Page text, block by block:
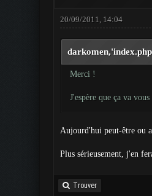
20/09/2011, 14:04
Merci !
J'espère que ça va
Aujourd'hui peut-être ou
Plus sérieusement, j'en
Trouver